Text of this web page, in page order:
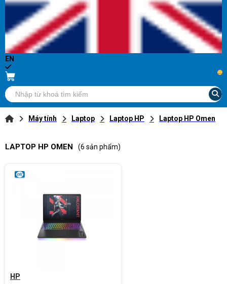
EN
...
Máy tính Laptop Laptop HP Laptop HP Omen
LAPTOP HP OMEN (6 sản phẩm)
HP